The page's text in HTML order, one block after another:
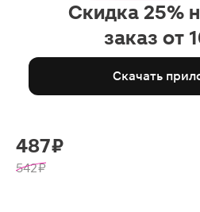
Скидка 25%
заказ от
Скачать
487 ₽
542 ₽